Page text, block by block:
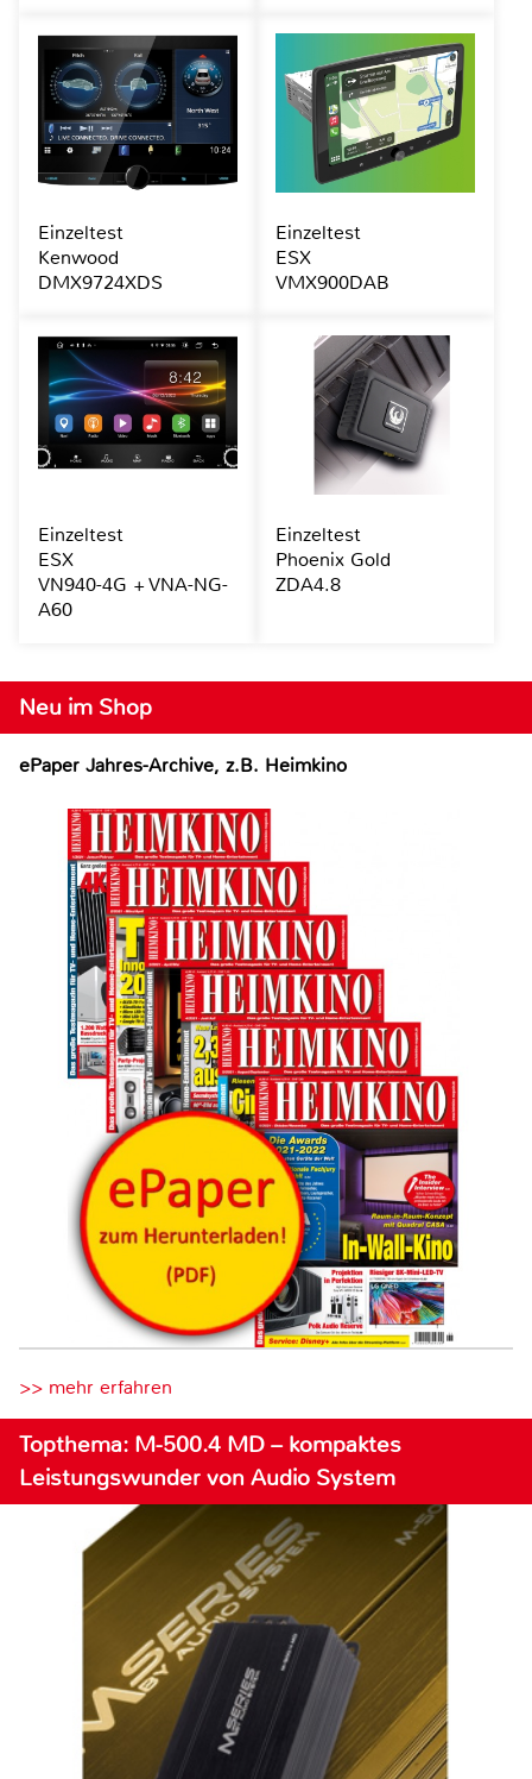
Neu im Shop
ePaper Jahres-Archive, z.B. Heimkino
>> mehr erfahren
Topthema: M-500.4 MD – kompaktes
Leistungswunder von Audio System
Einzeltest
Kenwood
DMX9724XDS
Einzeltest
ESX
VMX900DAB
Einzeltest
ESX
VN940-4G + VNA-NG-
A60
Einzeltest
Phoenix Gold
ZDA4.8